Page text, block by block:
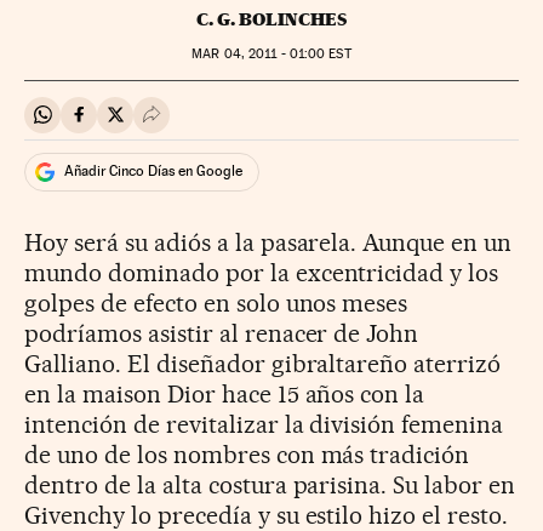
C. G. BOLINCHES
MAR 04, 2011 - 01:00 EST
Compartir en Whatsapp
Compartir en Facebook
Compartir en Twitter
Desplegar Redes Sociales
Añadir Cinco Días en Google
Hoy será su adiós a la pasarela. Aunque en un
mundo dominado por la excentricidad y los
golpes de efecto en solo unos meses
podríamos asistir al renacer de John
Galliano. El diseñador gibraltareño aterrizó
en la maison Dior hace 15 años con la
intención de revitalizar la división femenina
de uno de los nombres con más tradición
dentro de la alta costura parisina. Su labor en
Givenchy lo precedía y su estilo hizo el resto.